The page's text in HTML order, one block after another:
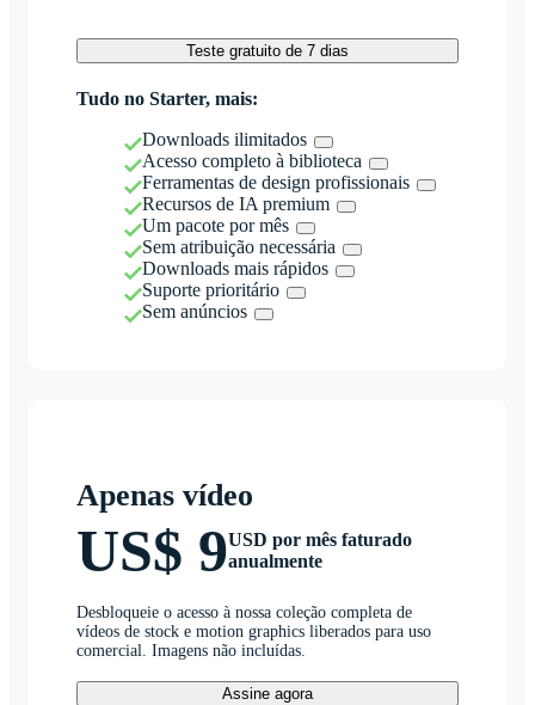
Teste gratuito de 7 dias
Tudo no Starter, mais:
Downloads ilimitados
Acesso completo à biblioteca
Ferramentas de design profissionais
Recursos de IA premium
Um pacote por mês
Sem atribuição necessária
Downloads mais rápidos
Suporte prioritário
Sem anúncios
Apenas vídeo
US$ 9USD por mês faturado
anualmente
Desbloqueie o acesso à nossa coleção completa de
vídeos de stock e motion graphics liberados para uso
comercial. Imagens não incluídas.
Assine agora